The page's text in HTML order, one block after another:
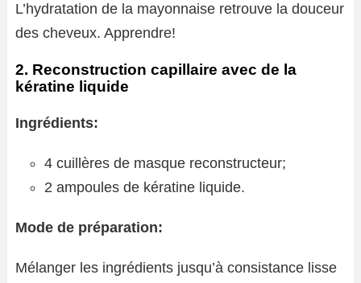
L’hydratation de la mayonnaise retrouve la douceur
des cheveux. Apprendre!
2. Reconstruction capillaire avec de la
kératine liquide
Ingrédients:
4 cuillères de masque reconstructeur;
2 ampoules de kératine liquide.
Mode de préparation:
Mélanger les ingrédients jusqu’à consistance lisse